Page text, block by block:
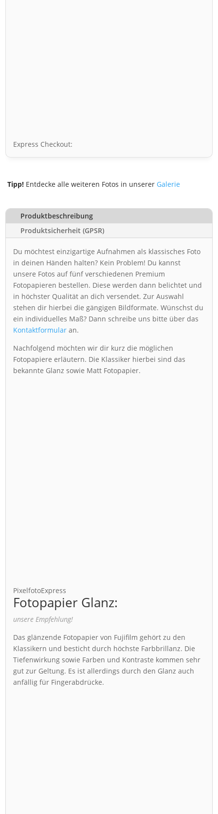
Express Checkout:
Tipp! Entdecke alle weiteren Fotos in unserer Galerie
Produktbeschreibung
Produktsicherheit (GPSR)
Du möchtest einzigartige Aufnahmen als klassisches Foto
in deinen Händen halten? Kein Problem! Du kannst
unsere Fotos auf fünf verschiedenen Premium
Fotopapieren bestellen. Diese werden dann belichtet und
in höchster Qualität an dich versendet. Zur Auswahl
stehen dir hierbei die gängigen Bildformate. Wünschst du
ein individuelles Maß? Dann schreibe uns bitte über das
Kontaktformular an.
Nachfolgend möchten wir dir kurz die möglichen
Fotopapiere erläutern. Die Klassiker hierbei sind das
bekannte Glanz sowie Matt Fotopapier.
PixelfotoExpress
Fotopapier Glanz:
unsere Empfehlung!
Das glänzende Fotopapier von Fujifilm gehört zu den
Klassikern und besticht durch höchste Farbbrillanz. Die
Tiefenwirkung sowie Farben und Kontraste kommen sehr
gut zur Geltung. Es ist allerdings durch den Glanz auch
anfällig für Fingerabdrücke.